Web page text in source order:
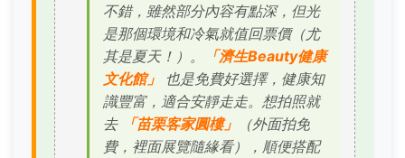
不錯，雖然部分內容有點深，但光
是那個環境和冷氣就值回票價（尤
其是夏天！）。
「濟生Beauty健康
文化館」
也是免費好選擇，健康知
識豐富，適合安靜走走。想拍照就
去
「苗栗客家圓樓」
（外面拍免
費，裡面展覽隨緣看），順便搭配